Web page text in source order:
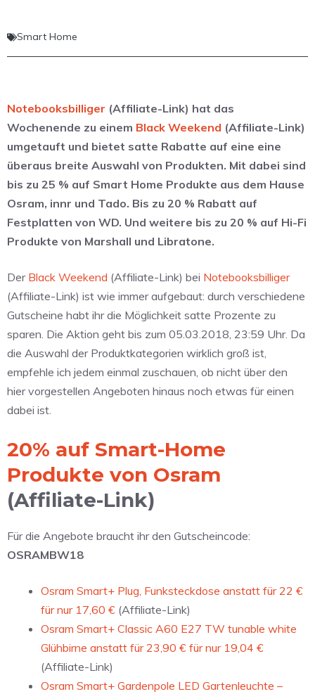
Smart Home
Notebooksbilliger (Affiliate-Link) hat das
Wochenende zu einem Black Weekend (Affiliate-Link)
umgetauft und bietet satte Rabatte auf eine eine
überaus breite Auswahl von Produkten. Mit dabei sind
bis zu 25 % auf Smart Home Produkte aus dem Hause
Osram, innr und Tado. Bis zu 20 % Rabatt auf
Festplatten von WD. Und weitere bis zu 20 % auf Hi-Fi
Produkte von Marshall und Libratone.
Der Black Weekend (Affiliate-Link) bei Notebooksbilliger
(Affiliate-Link) ist wie immer aufgebaut: durch verschiedene
Gutscheine habt ihr die Möglichkeit satte Prozente zu
sparen. Die Aktion geht bis zum 05.03.2018, 23:59 Uhr. Da
die Auswahl der Produktkategorien wirklich groß ist,
empfehle ich jedem einmal zuschauen, ob nicht über den
hier vorgestellen Angeboten hinaus noch etwas für einen
dabei ist.
20% auf Smart-Home
Produkte von Osram
(Affiliate-Link)
Für die Angebote braucht ihr den Gutscheincode:
OSRAMBW18
Osram Smart+ Plug, Funksteckdose anstatt für 22 €
für nur 17,60 € (Affiliate-Link)
Osram Smart+ Classic A60 E27 TW tunable white
Glühbirne anstatt für 23,90 € für nur 19,04 €
(Affiliate-Link)
Osram Smart+ Gardenpole LED Gartenleuchte –